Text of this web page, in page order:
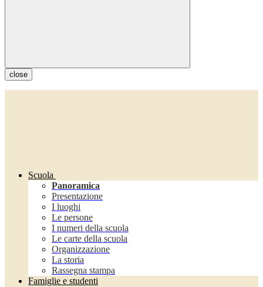
close
Scuola
Panoramica
Presentazione
I luoghi
Le persone
I numeri della scuola
Le carte della scuola
Organizzazione
La storia
Rassegna stampa
Famiglie e studenti